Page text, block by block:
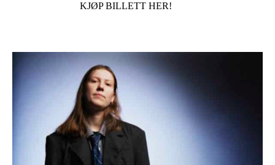
KJØP BILLETT HER!